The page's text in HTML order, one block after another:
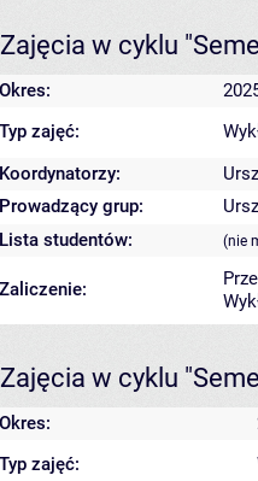
Zajęcia w cyklu
Okres:
Typ zajęć:
Koordynatorzy:
Prowadzący grup:
Lista studentów:
(nie
Zaliczenie:
Zajęcia w cyklu
Okres:
Typ zajęć: